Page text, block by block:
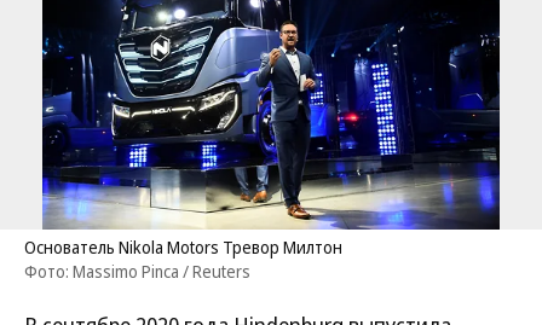
Основатель Nikola Motors Тревор Милтон
Фото: Massimo Pinca / Reuters